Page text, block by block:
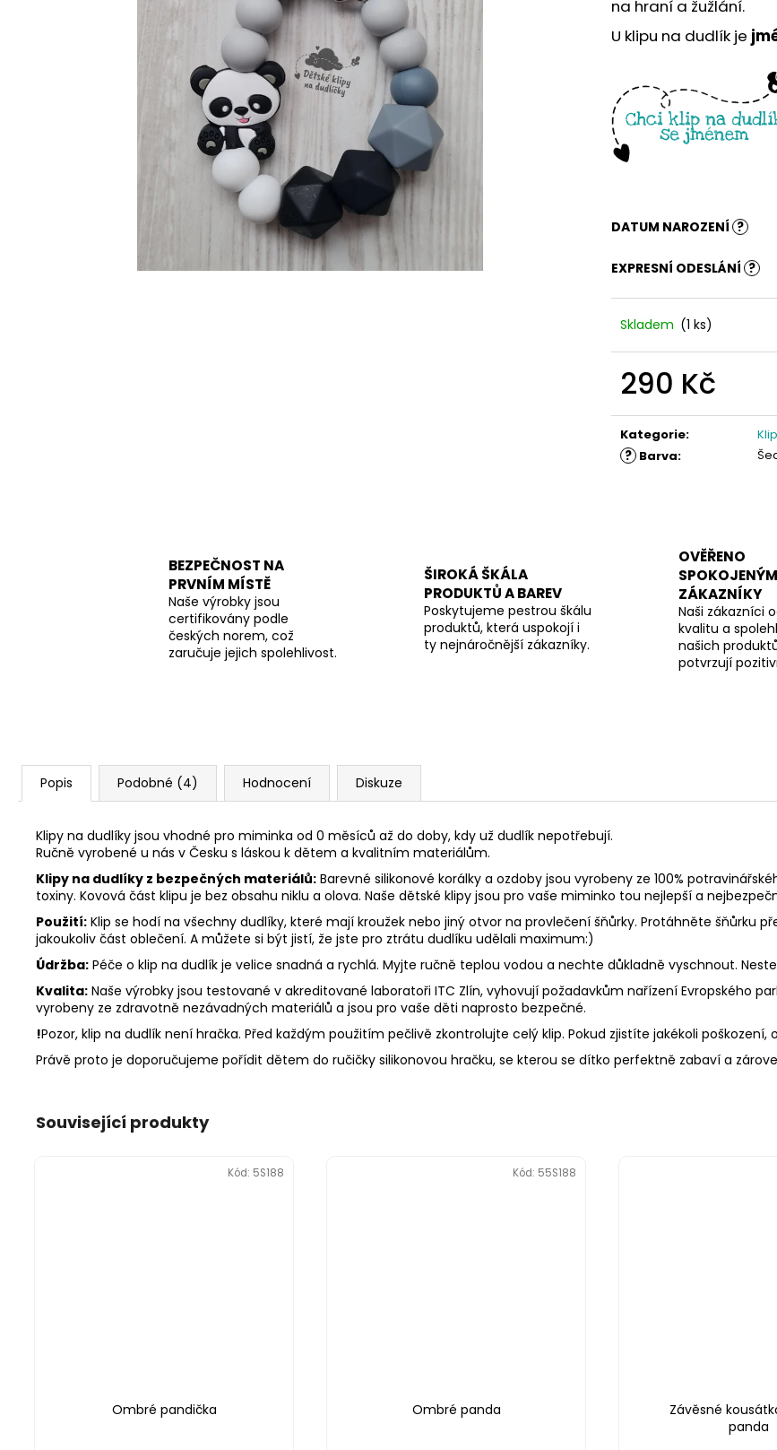
na hraní a žužlání.
U klipu na dudlík je
DATUM NAROZENÍ ?
EXPRESNÍ ODESLÁNÍ ?
Skladem (1 ks)
290 Kč
cena:
Kategorie:
? Barva:
BEZPEČNOST NA
PRVNÍM MÍSTĚ
Naše výrobky jsou
certifikovány podle
českých norem, což
zaručuje jejich spolehlivost.
ŠIROKÁ ŠKÁLA
PRODUKTŮ A BAREV
Poskytujeme pestrou škálu
produktů, která uspokojí i
ty nejnáročnější zákazníky.
OVĚŘENO
ZÁKAZNÍKY
Naši zákazníci
kvalitu a
našich
potvrzují
Popis Podobné (4) Hodnocení Diskuze
Klipy na dudlíky jsou vhodné pro miminka od 0 měsíců až do doby, kdy už dudlík nepotřebují.
Ručně vyrobené u nás v Česku s láskou k dětem a kvalitním materiálům.
Klipy na dudlíky z bezpečných materiálů: Barevné silikonové korálky a ozdoby jsou vyrobeny ze 100%
toxiny. Kovová část klipu je bez obsahu niklu a olova. Naše dětské klipy jsou pro vaše miminko tou nejlepší a
Použití: Klip se hodí na všechny dudlíky, které mají kroužek nebo jiný otvor na provlečení šňůrky. Protáhněte šňůrku
jakoukoliv část oblečení. A můžete si být jistí, že jste pro ztrátu dudlíku udělali maximum:)
Údržba: Péče o klip na dudlík je velice snadná a rychlá. Myjte ručně teplou vodou a nechte důkladně vyschnout.
Kvalita: Naše výrobky jsou testované v akreditované laboratoři ITC Zlín, vyhovují požadavkům nařízení Evropského
vyrobeny ze zdravotně nezávadných materiálů a jsou pro vaše děti naprosto bezpečné.
!Pozor, klip na dudlík není hračka. Před každým použitím pečlivě zkontrolujte celý klip. Pokud zjistíte jakékoli
Právě proto je doporučujeme pořídit dětem do ručičky silikonovou hračku, se kterou se dítko perfektně zabaví a
Související produkty
Ombré pandička
Kód: 5S188
Ombré panda
Kód: 55S188
Závěsné
panda